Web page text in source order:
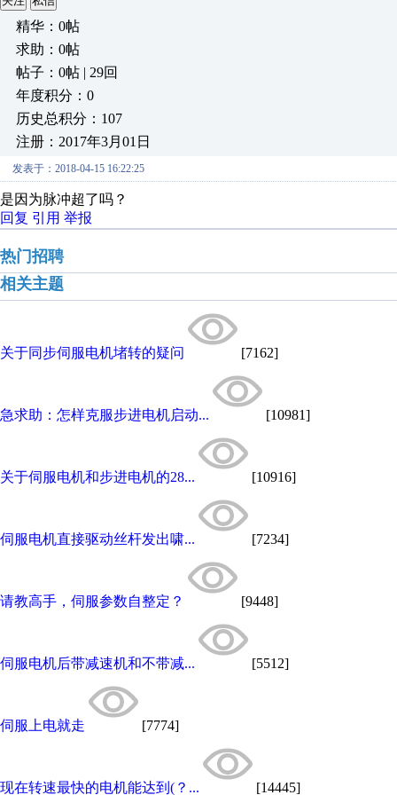
精华：0帖
求助：0帖
帖子：0帖 | 29回
年度积分：0
历史总积分：107
注册：2017年3月01日
发表于：2018-04-15 16:22:25
是因为脉冲超了吗？
回复 引用 举报
热门招聘
相关主题
关于同步伺服电机堵转的疑问 [7162]
急求助：怎样克服步进电机启动... [10981]
关于伺服电机和步进电机的28... [10916]
伺服电机直接驱动丝杆发出啸... [7234]
请教高手，伺服参数自整定？ [9448]
伺服电机后带减速机和不带减... [5512]
伺服上电就走 [7774]
现在转速最快的电机能达到(？... [14445]